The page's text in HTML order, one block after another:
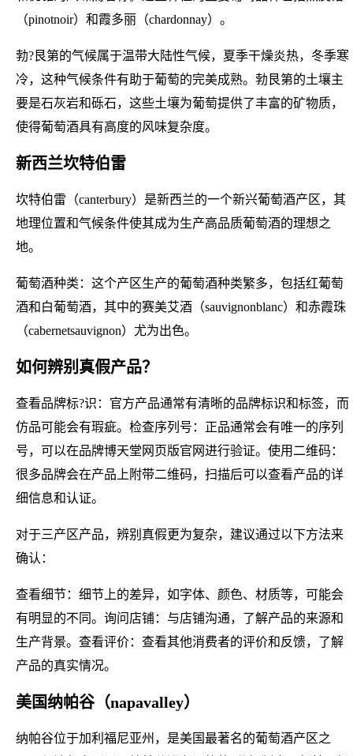
（pinotnoir）和霞多丽（chardonnay）。
勃?艮第的气候属于温带大陆性气候，夏季干燥炎热，冬季寒
冷，这种气候条件有助于葡萄的完美成熟。勃艮第的土壤主
要是石灰岩和砾石，这些土壤为葡萄提供了丰富的矿物质，
使得葡萄酒具有高度的风味复杂度。
新西兰坎特伯雷
坎特伯雷（canterbury）是新西兰的一个新兴葡萄酒产区，其
地理位置和气候条件使其成为生产高品质葡萄酒的理想之
地。
葡萄酒种类：这个产区生产的葡萄酒种类繁多，包括红葡萄
酒和白葡萄酒，其中的赛美艾酒（sauvignonblanc）和赤霞珠
（cabernetsauvignon）尤为出色。
如何辨别真假产品？
查看品牌标?识：官方产品通常有清晰的品牌标识和标签，而
仿品可能会有瑕疵。检查序列号：正品通常会有唯一的序列
号，可以在品牌博天堂网页版官网进行验证。使用二维码：
很多品牌会在产品上附带二维码，扫描后可以查看产品的详
细信息和认证。
对于三产区产品，辨别真假更为复杂，建议通过以下方法来
确认：
查看细节：细节上的差异，如字体、颜色、材质等，可能会
有明显的不同。询问店铺：与店铺沟通，了解产品的来源和
生产背景。查看评价：查看其他消费者的评价和反馈，了解
产品的真实情况。
美国纳帕谷（napavalley）
纳帕谷位于加利福尼亚州，是美国最著名的葡萄酒产区之